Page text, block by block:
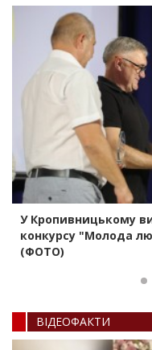
У Кропивницькому
конкурсу "Молода
(ФОТО)
ВIДЕОФАКТИ